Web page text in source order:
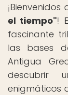
¡Bienvenidos
el tiempo"!
fascinante
las bases
Antigua
descubrir
enigmáticos